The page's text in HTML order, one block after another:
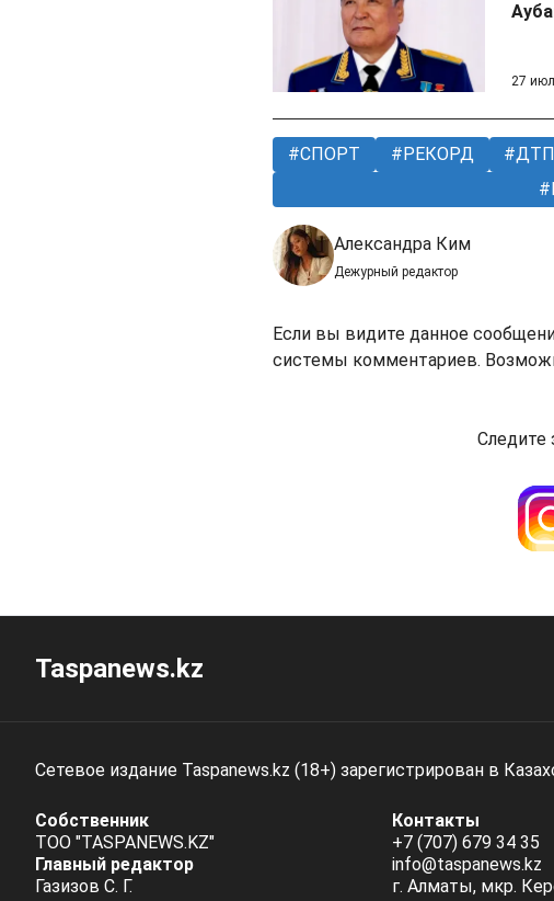
27
СПОРТ РЕКОРД ДТП
Александра Ким
Дежурный редактор
Если вы видите данное
системы комментариев.
Следите
Taspanews.kz
Сетевое издание Taspanews.kz (18+) зарегистрирован в
Собственник
ТОО "TASPANEWS.KZ"
Главный редактор
Газизов С. Г.
Контакты
+7 (707) 679 34 35
info@taspanews.kz
г. Алматы, мкр.